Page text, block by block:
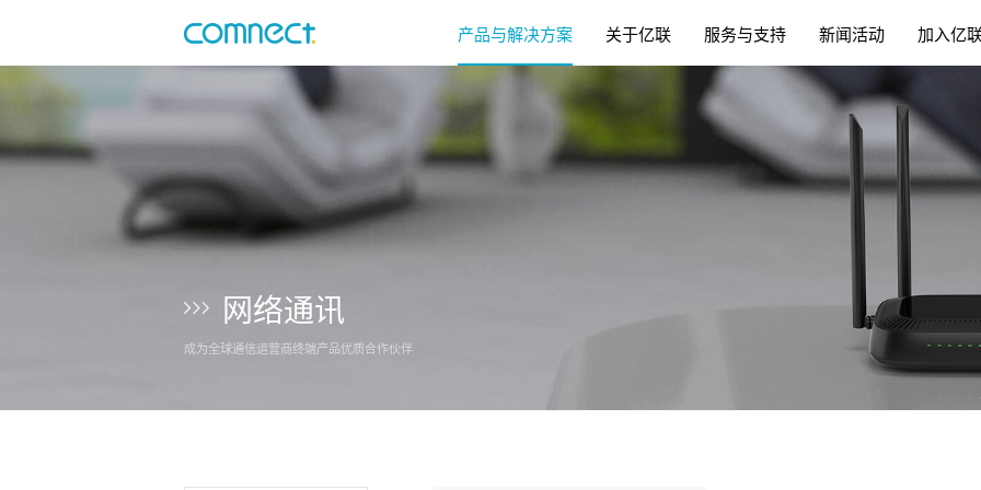
产品与解决方案 关于亿联 服务与支持 新闻活动 加入亿
网络通讯
成为全球通信运营商终端产品优质合作伙伴